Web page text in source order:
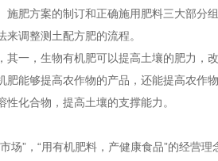
肥方案的制订和正确施用肥料三大部分
调整测土配方肥的流程。
一，生物有机肥可以提高土壤的肥力，
能够提高农作物的产品，还能提高农作
化合物，提高土壤的支撑能力。
场”，“用有机肥料，产健康食品”的经营